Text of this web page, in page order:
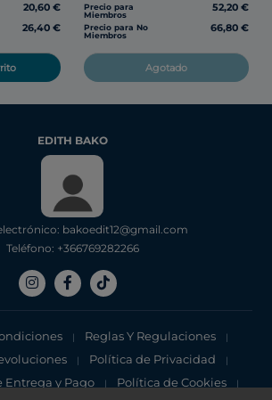
20,60 €
26,40 €
Precio para
Miembros
52,20 €
Precio para No
Miembros
66,80 €
Agotado
EDITH BAKO
bakoedit12@gmail.com
Teléfono: +366769282266
| Reglas Y Regulaciones |
| Política de Privacidad |
Entrega y Pago | Política de Cookies |